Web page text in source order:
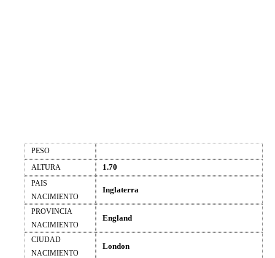
PESO
ALTURA
1.70
PAIS
NACIMIENTO
Inglaterra
PROVINCIA
NACIMIENTO
England
CIUDAD
NACIMIENTO
London